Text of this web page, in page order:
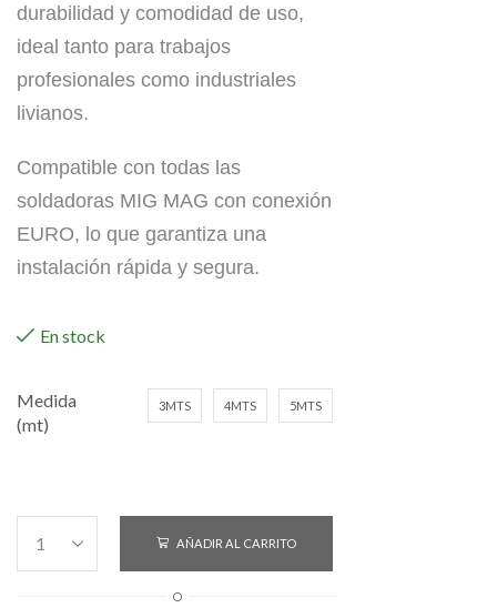
durabilidad y comodidad de uso,
ideal tanto para trabajos
profesionales como industriales
livianos.
Compatible con todas las
soldadoras MIG MAG con conexión
EURO, lo que garantiza una
instalación rápida y segura.
En stock
Medida
(mt)
3MTS 4MTS 5MTS
AÑADIR AL CARRITO
O